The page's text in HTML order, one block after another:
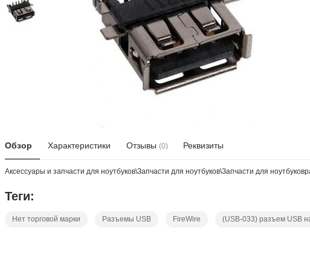
Обзор Характеристики Отзывы (0) Реквизиты
Аксессуары и запчасти для ноутбуков\Запчасти для ноутбуков\Запчасти для
Теги:
Нет торговой марки Разъемы USB FireWire (USB-033) разъем USB